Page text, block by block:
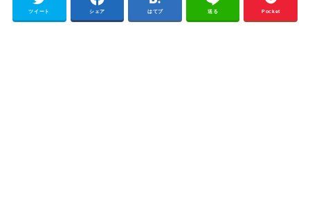
ツイート シェア はてブ 送る Pocket